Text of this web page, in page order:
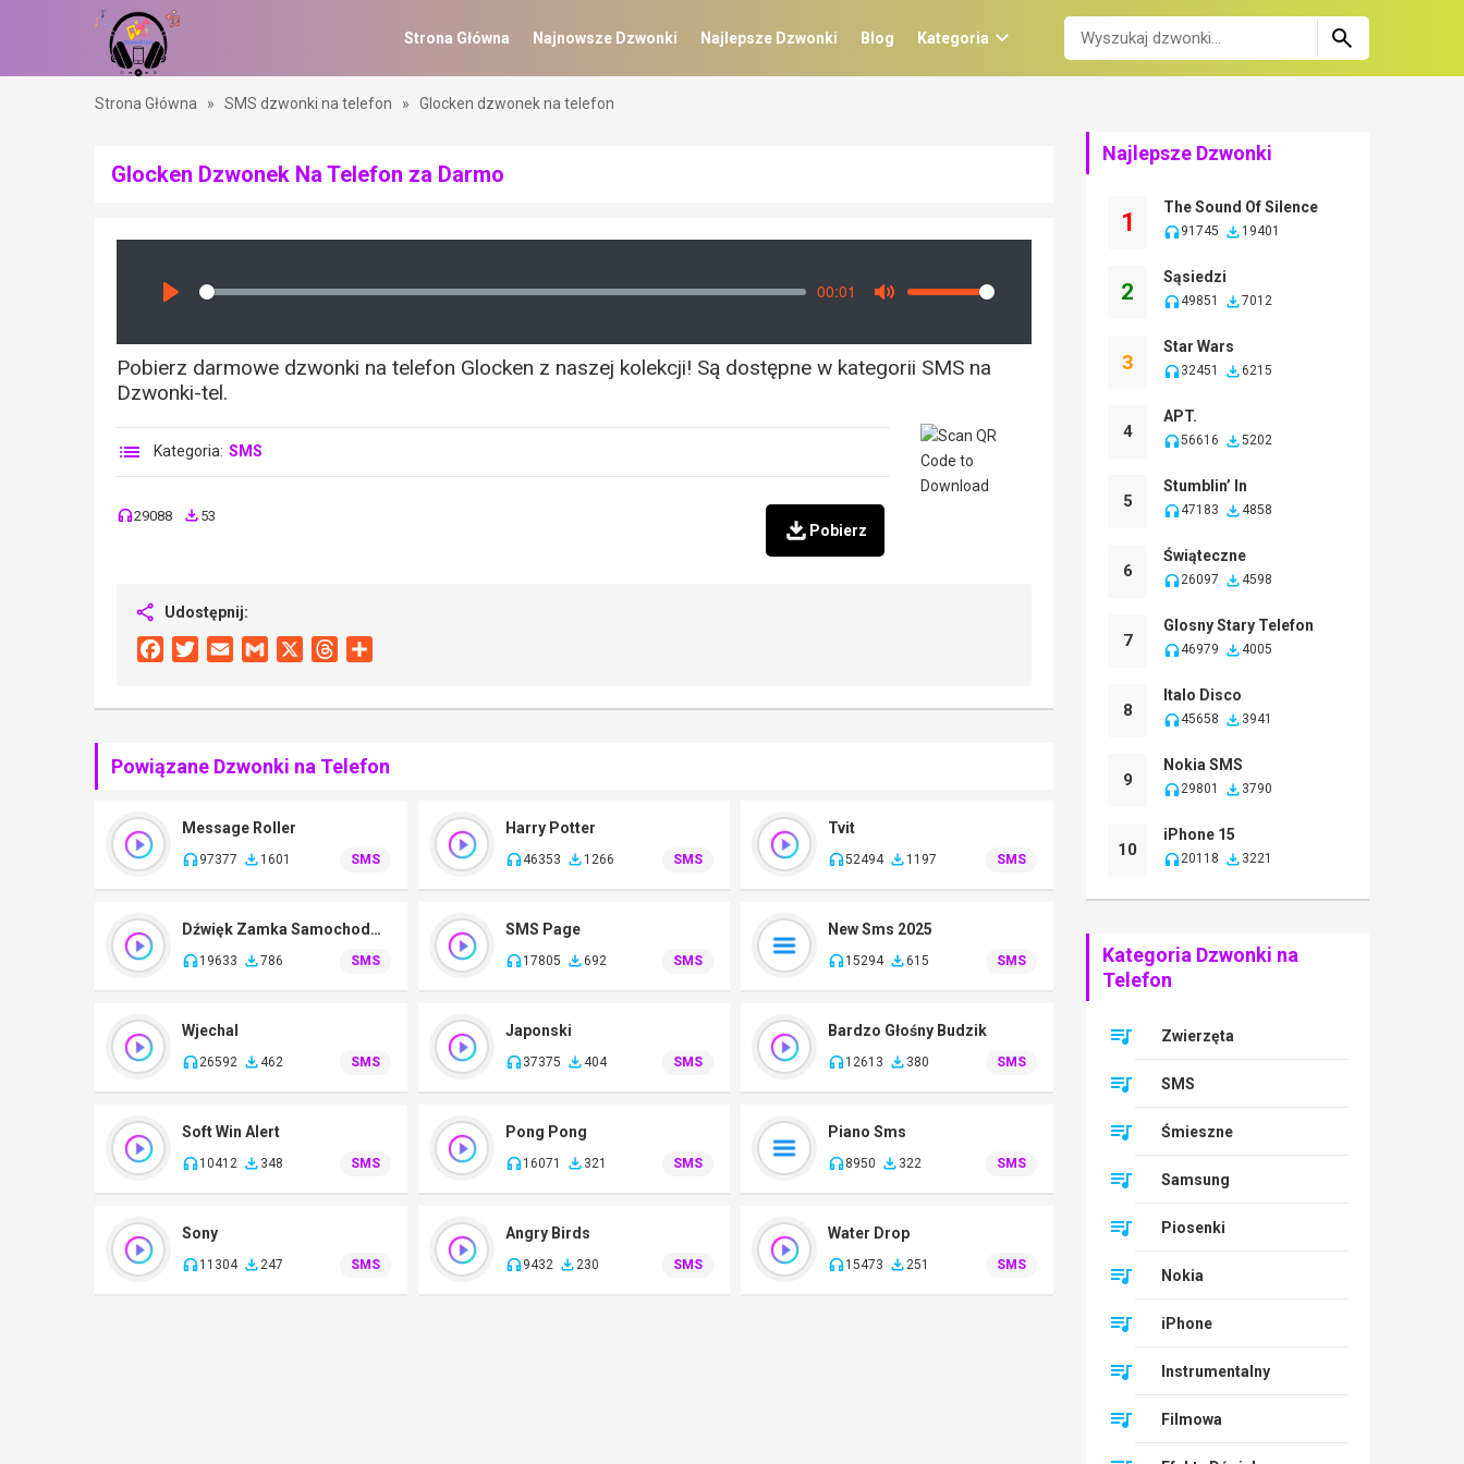
Strona Główna Najnowsze Dzwonki Najlepsze Dzwonki Blog Kategoria
Strona Główna » SMS dzwonki na telefon » Glocken dzwonek na telefon
Glocken Dzwonek Na Telefon za Darmo
Seek
00:01
Volume
Pobierz darmowe dzwonki na telefon Glocken z naszej kolekcji! Są dostępne w kategorii SMS na
Dzwonki-tel.
Kategoria: SMS
29088 53
Pobierz
Udostępnij:
FacebookTwitterEmail Gmail Threads
Powiązane Dzwonki na Telefon
Message Roller
97377 1601 SMS
Harry Potter
46353 1266 SMS
Tvit
52494 1197 SMS
Dźwięk Zamka Samochodowego
19633 786 SMS
SMS Page
17805 692 SMS
New Sms 2025
15294 615 SMS
Wjechal
26592 462 SMS
Japonski
37375 404 SMS
Bardzo Głośny Budzik
12613 380 SMS
Soft Win Alert
10412 348 SMS
Pong Pong
16071 321 SMS
Piano Sms
8950 322 SMS
Sony
11304 247 SMS
Angry Birds
9432 230 SMS
Water Drop
15473 251 SMS
Najlepsze Dzwonki
1
The Sound Of Silence
91745 19401
2
Sąsiedzi
49851 7012
3
Star Wars
32451 6215
4
APT.
56616 5202
5
Stumblin’ In
47183 4858
6
Świąteczne
26097 4598
7
Glosny Stary Telefon
46979 4005
8
Italo Disco
45658 3941
9
Nokia SMS
29801 3790
10
iPhone 15
20118 3221
Kategoria Dzwonki na
Telefon
Zwierzęta
SMS
Śmieszne
Samsung
Piosenki
Nokia
iPhone
Instrumentalny
Filmowa